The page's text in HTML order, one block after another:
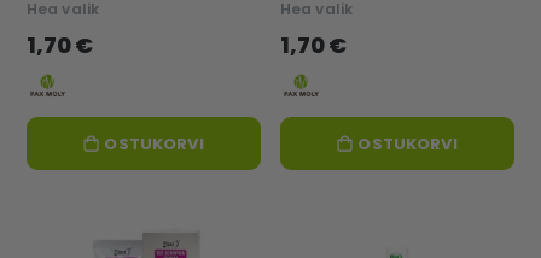
Hea valik
1,70 €
OSTUKORVI
Hea valik
1,70 €
OSTUKORVI